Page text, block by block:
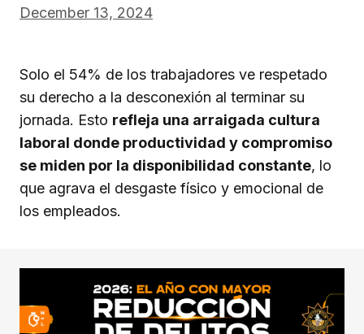
December 13, 2024
Solo el 54% de los trabajadores ve respetado
su derecho a la desconexión al terminar su
jornada. Esto refleja una arraigada cultura
laboral donde productividad y compromiso
se miden por la disponibilidad constante, lo
que agrava el desgaste físico y emocional de
los empleados.